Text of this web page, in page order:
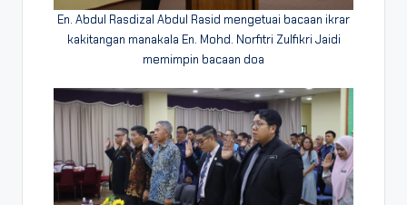
En. Abdul Rasdizal Abdul Rasid mengetuai bacaan ikrar
kakitangan manakala En. Mohd. Norfitri Zulfikri Jaidi
memimpin bacaan doa